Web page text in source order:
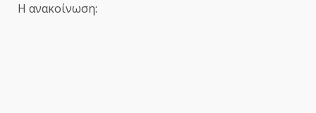
Η ανακοίνωση: